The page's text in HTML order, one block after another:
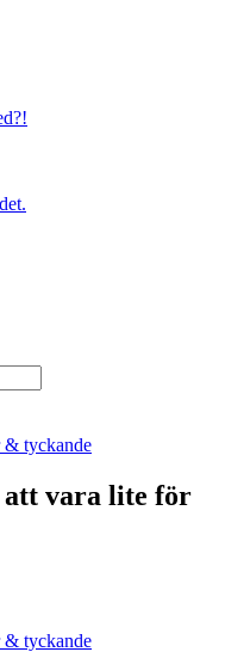
& tyckande
att vara lite för
& tyckande